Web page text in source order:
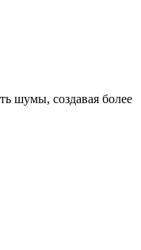
шумы, создавая более